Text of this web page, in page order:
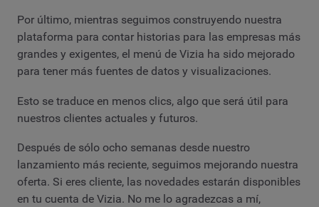
Por último, mientras seguimos construyendo nuestra
plataforma para contar historias para las empresas más
grandes y exigentes, el menú de Vizia ha sido mejorado
para tener más fuentes de datos y visualizaciones.
Esto se traduce en menos clics, algo que será útil para
nuestros clientes actuales y futuros.
Después de sólo ocho semanas desde nuestro
lanzamiento más reciente, seguimos mejorando nuestra
oferta. Si eres cliente, las novedades estarán disponibles
en tu cuenta de Vizia. No me lo agradezcas a mí,